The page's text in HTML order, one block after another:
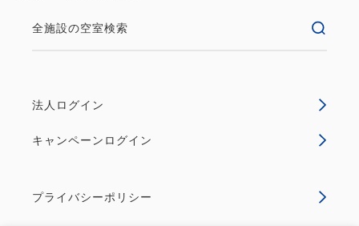
奈良と姉妹ホテルとなっておりますので、
★*変なホテル５大魅力*★
フロントではロボットがお出迎え！
全施設の空室検索
法人ログイン
キャンペーンログイン
プライバシーポリシー